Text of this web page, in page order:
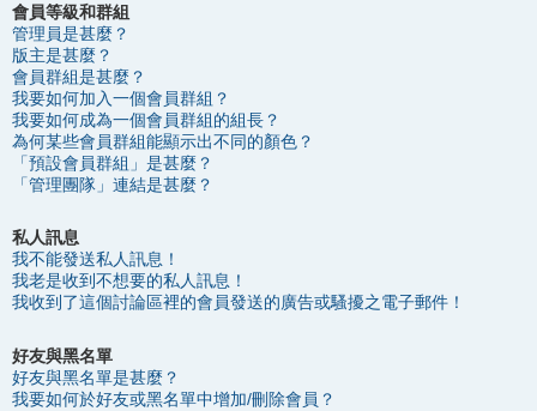
會員等級和群組
管理員是甚麼？
版主是甚麼？
會員群組是甚麼？
我要如何加入一個會員群組？
我要如何成為一個會員群組的組長？
為何某些會員群組能顯示出不同的顏色？
「預設會員群組」是甚麼？
「管理團隊」連結是甚麼？
私人訊息
我不能發送私人訊息！
我老是收到不想要的私人訊息！
我收到了這個討論區裡的會員發送的廣告或騷擾之電子郵件！
好友與黑名單
好友與黑名單是甚麼？
我要如何於好友或黑名單中增加/刪除會員？